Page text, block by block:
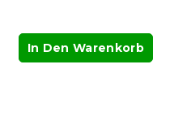
In Den Warenkorb